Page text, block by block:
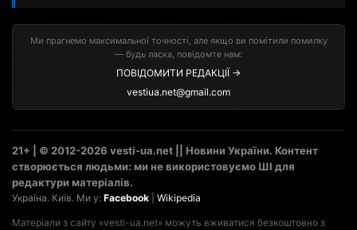
Ми прагнемо максимальної точності, але якщо ви помітили помилку
— будь ласка, повідомте нам:
ПОВІДОМИТИ РЕДАКЦІЇ →
vestiua.net@gmail.com
21+ | © 2012-2026 vesti-ua.net || Новини України. Контент
створюється людьми: ми не використовуємо ШІ для
редактури матеріалів.
Україна. Київ. Ми у: Facebook Wikipedia
Матеріали з сайту «vesti-ua.net» можуть вживатися безкоштовно з